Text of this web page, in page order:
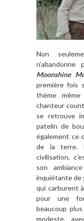
Non
Moonshine
première fois
thème
chanteur
se retrouve
patelin de
également ce
de la terre.
civilisation,
son
inquiétante de
qui carburent
pour une
beaucoup
modeste,